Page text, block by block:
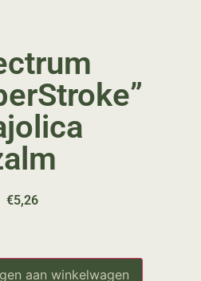
€5,26
aan winkelwagen